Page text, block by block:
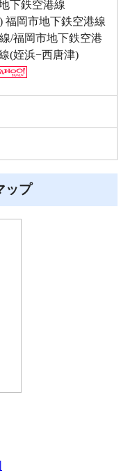
下鉄空港線
福岡市地下鉄空港線
/福岡市地下鉄空港
(姪浜−西唐津)
ップ